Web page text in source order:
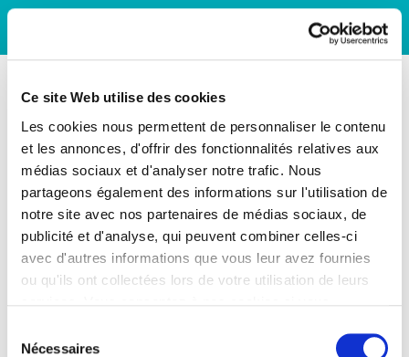
Ce site Web utilise des cookies
Les cookies nous permettent de personnaliser le contenu
et les annonces, d'offrir des fonctionnalités relatives aux
médias sociaux et d'analyser notre trafic. Nous
partageons également des informations sur l'utilisation de
notre site avec nos partenaires de médias sociaux, de
publicité et d'analyse, qui peuvent combiner celles-ci
avec d'autres informations que vous leur avez fournies
ou qu'ils ont collectées lors de votre utilisation de leurs
Nécessaires